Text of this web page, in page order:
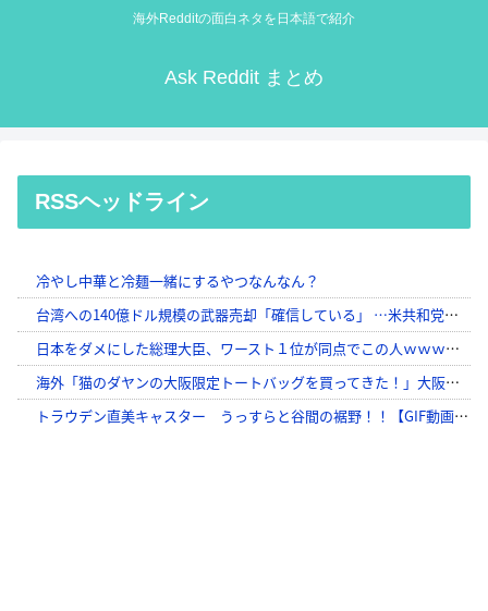
海外Redditの面白ネタを日本語で紹介
Ask Reddit まとめ
RSSヘッドライン